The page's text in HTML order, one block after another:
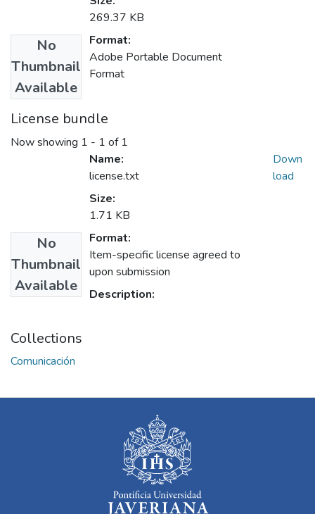
No
Thumbnail
Available
269.37 KB
Format:
Adobe Portable Document
Format
License bundle
Now showing 1 - 1 of 1
No
Thumbnail
Available
Name:
license.txt
Size:
1.71 KB
Format:
Item-specific license agreed to
upon submission
Description:
Down
load
Collections
Comunicación